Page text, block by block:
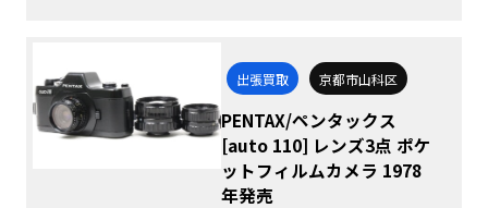
出張買取 京都市山科区
PENTAX/ペンタックス
[auto 110] レンズ3点 ポケ
ットフィルムカメラ 1978
年発売